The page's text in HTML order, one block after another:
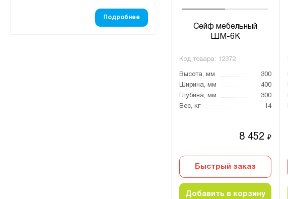
Подробнее
Сейф мебельный
ШМ-6К
Код товара: 12372
Высота, мм
300
Ширина, мм
400
Глубина, мм
300
Вес, кг
14
8 452 ₽
Быстрый заказ
Добавить в корзину